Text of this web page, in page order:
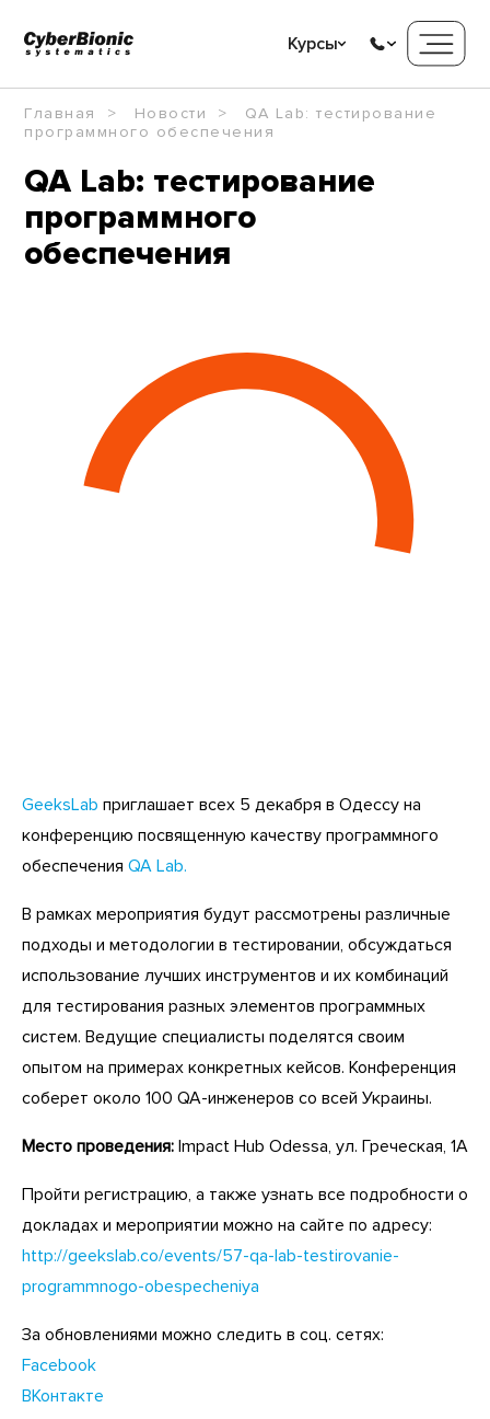
Курсы
Главная Новости
QA Lab: тестирование
программного обеспечения
QA Lab: тестирование
программного
обеспечения
GeeksLab приглашает всех 5 декабря в Одессу на
конференцию посвященную качеству программного
обеспечения QA Lab.
В рамках мероприятия будут рассмотрены различные
подходы и методологии в тестировании, обсуждаться
использование лучших инструментов и их комбинаций
для тестирования разных элементов программных
систем. Ведущие специалисты поделятся своим
опытом на примерах конкретных кейсов. Конференция
соберет около 100 QA-инженеров со всей Украины.
Место проведения: Impact Hub Odessa, ул. Греческая, 1А
Пройти регистрацию, а также узнать все подробности о
докладах и мероприятии можно на сайте по адресу:
http://geekslab.co/events/57-qa-lab-testirovanie-
programmnogo-obespecheniya
За обновлениями можно следить в соц. сетях:
Facebook
ВКонтакте